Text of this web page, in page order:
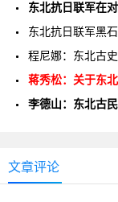
东北抗日联军在
东北抗日联军黑
程尼娜：东北古
蒋秀松：关于东
李德山：东北古
文章评论